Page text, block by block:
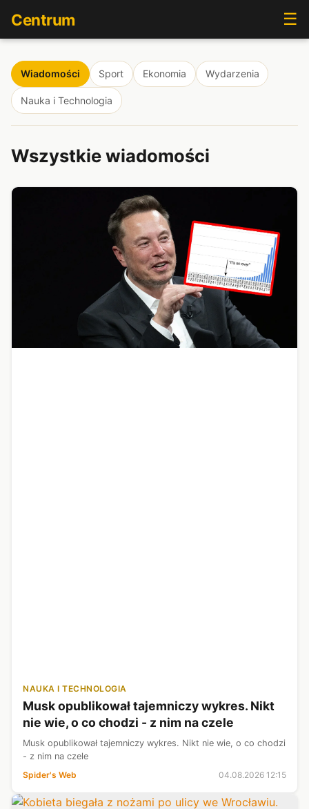
Centrum ☰
Wiadomości Sport Ekonomia Wydarzenia
Nauka i Technologia
Wszystkie wiadomości
NAUKA I TECHNOLOGIA
Musk opublikował tajemniczy wykres. Nikt
nie wie, o co chodzi - z nim na czele
Musk opublikował tajemniczy wykres. Nikt nie wie, o co chodzi
- z nim na czele
Spider's Web
04.08.2026 12:15